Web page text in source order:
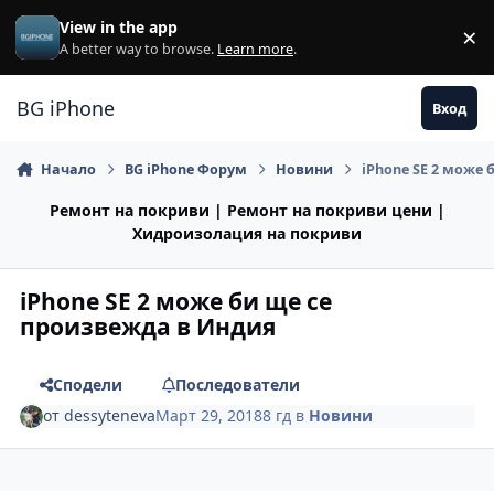
Премини към съдържанието
View in the app
A better way to browse. Learn more. ×
BG iPhone Вход
Начало BG iPhone Форум Новини iPhone SE 2 може
Ремонт на покриви | Ремонт на покриви цени |
Хидроизолация на покриви
iPhone SE 2 може би ще се
произвежда в Индия
Сподели
Последователи
отdessytenevaМарт 29, 20188 гд в Новини